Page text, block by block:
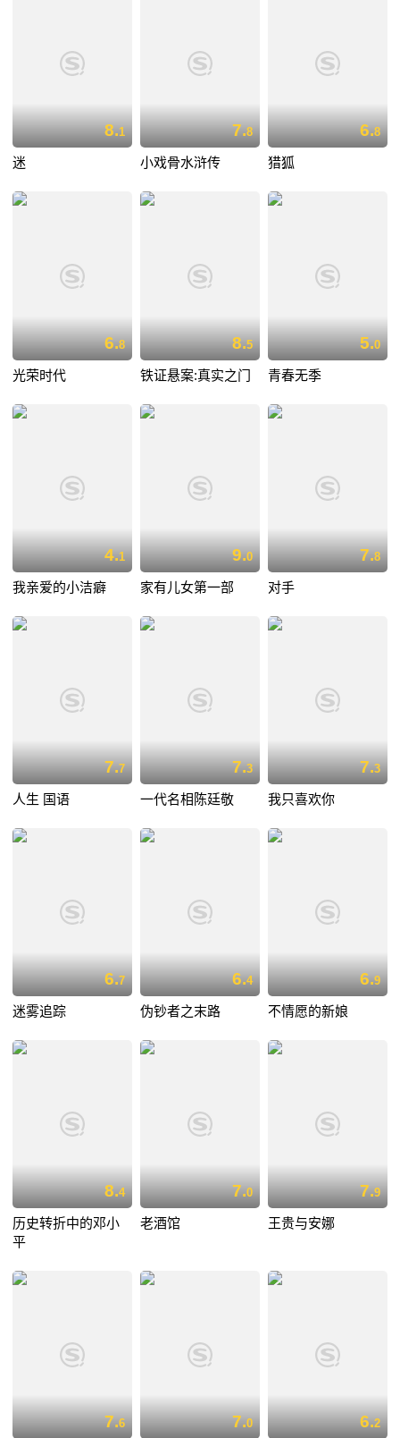
8.1
迷
7.8
小戏骨水浒传
6.8
猎狐
6.8
光荣时代
8.5
铁证悬案:真实之门
5.0
青春无季
4.1
我亲爱的小洁癖
9.0
家有儿女第一部
7.8
对手
7.7
人生 国语
7.3
一代名相陈廷敬
7.3
我只喜欢你
6.7
迷雾追踪
6.4
伪钞者之末路
6.9
不情愿的新娘
8.4
历史转折中的邓小
平
7.0
老酒馆
7.9
王贵与安娜
7.6 7.0 6.2